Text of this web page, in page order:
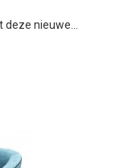
deze nieuwe…